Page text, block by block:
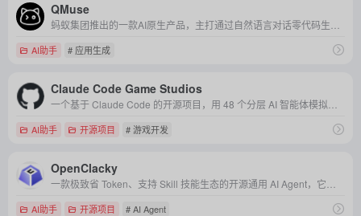
QMuse
AI助手 # 应用生成
Claude Code Game Studios
AI助手 开源项目 # 游戏开发
OpenClacky
AI助手 开源项目 # AI Agent